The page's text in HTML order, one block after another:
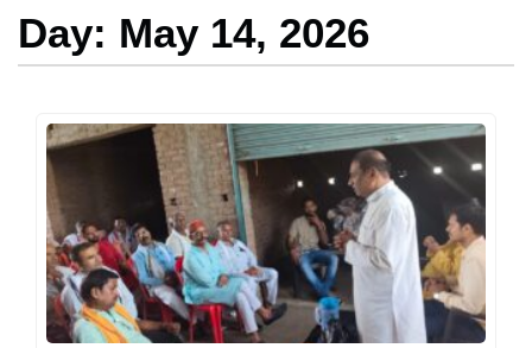
Day: May 14, 2026